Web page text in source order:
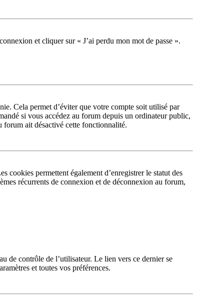
et cliquer sur « J’ai perdu mon mot de passe ».
Cela permet d’éviter que votre compte soit utilisé par
si vous accédez au forum depuis un ordinateur public,
forum ait désactivé cette fonctionnalité.
permettent également d’enregistrer le statut des
récurrents de connexion et de déconnexion au forum,
de contrôle de l’utilisateur. Le lien vers ce dernier se
et toutes vos préférences.